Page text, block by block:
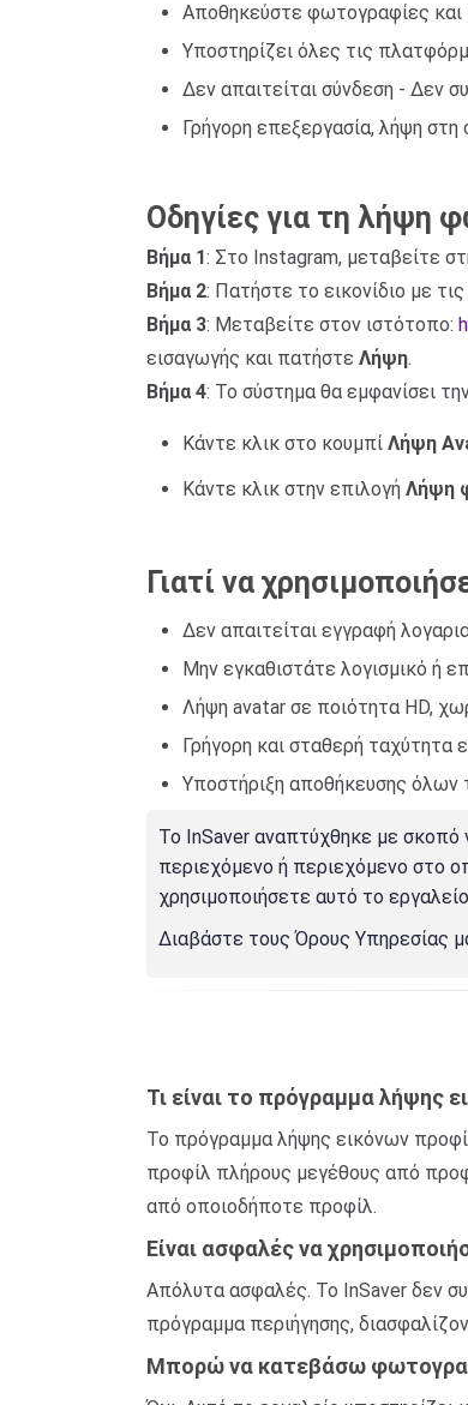
Αποθηκεύστε φωτογραφίες και
Υποστηρίζει όλες τις
Δεν απαιτείται σύνδεση - Δεν
Γρήγορη επεξεργασία, λήψη
Οδηγίες για τη λήψη
Βήμα 1: Στο Instagram, μεταβείτε
Βήμα 2: Πατήστε το εικονίδιο με
Βήμα 3: Μεταβείτε στον ιστότοπο:
εισαγωγής και πατήστε Λήψη.
Βήμα 4: Το σύστημα θα εμφανίσει
Κάντε κλικ στο κουμπί Λήψη
Κάντε κλικ στην επιλογή Λήψη
Γιατί να
Δεν απαιτείται εγγραφή
Μην εγκαθιστάτε λογισμικό ή
Λήψη avatar σε ποιότητα HD,
Γρήγορη και σταθερή ταχύτητα
Υποστήριξη αποθήκευσης
Το InSaver αναπτύχθηκε με σκοπό
περιεχόμενο ή περιεχόμενο στο
χρησιμοποιήσετε αυτό το
Διαβάστε τους Όρους Υπηρεσίας
Τι είναι το πρόγραμμα λήψης
Το πρόγραμμα λήψης εικόνων
προφίλ πλήρους μεγέθους από
από οποιοδήποτε προφίλ.
Είναι ασφαλές να
Απόλυτα ασφαλές. Το InSaver δεν
πρόγραμμα περιήγησης,
Μπορώ να κατεβάσω